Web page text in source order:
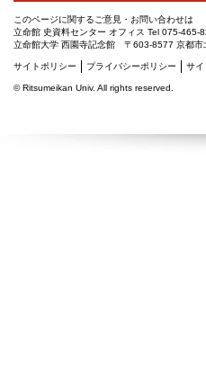
このページに関するご意見・お問い合わせは
立命館 史資料センター オフィス Tel 075-465-
立命館大学 西園寺記念館 〒603-8577 京都市
サイトポリシー プライバシーポリシー サイ
©Ritsumeikan Univ. All rights reserved.